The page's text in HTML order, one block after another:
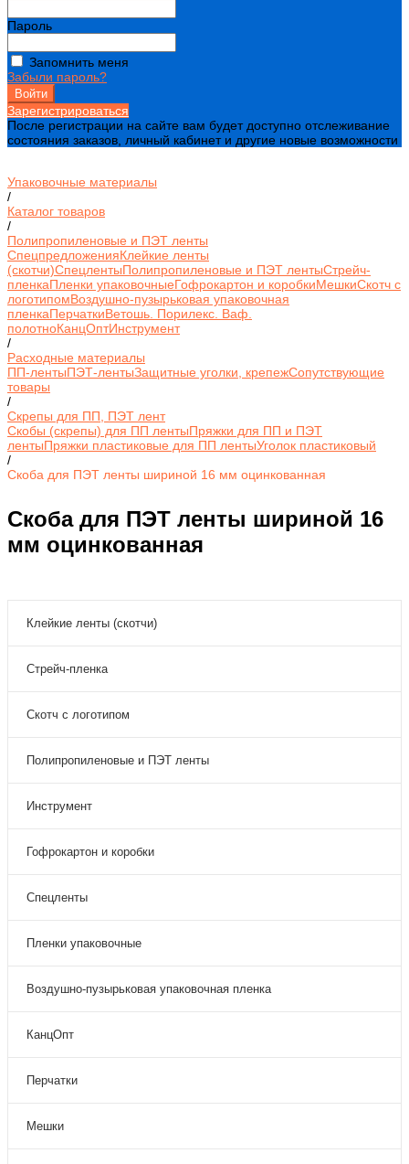
Пароль
Запомнить меня
Забыли пароль?
Зарегистрироваться
После регистрации на сайте вам будет доступно отслеживание
состояния заказов, личный кабинет и другие новые возможности
Упаковочные материалы
/
Каталог товаров
/
Полипропиленовые и ПЭТ ленты
СпецпредложенияКлейкие ленты
(скотчи)СпецлентыПолипропиленовые и ПЭТ лентыСтрейч-
пленкаПленки упаковочныеГофрокартон и коробкиМешкиСкотч с
логотипомВоздушно-пузырьковая упаковочная
пленкаПерчаткиВетошь. Порилекс. Ваф.
полотноКанцОптИнструмент
/
Расходные материалы
ПП-лентыПЭТ-лентыЗащитные уголки, крепежСопутствующие
товары
/
Скрепы для ПП, ПЭТ лент
Скобы (скрепы) для ПП лентыПряжки для ПП и ПЭТ
лентыПряжки пластиковые для ПП лентыУголок пластиковый
/
Скоба для ПЭТ ленты шириной 16 мм оцинкованная
Скоба для ПЭТ ленты шириной 16
мм оцинкованная
Клейкие ленты (скотчи)
Стрейч-пленка
Скотч с логотипом
Полипропиленовые и ПЭТ ленты
Инструмент
Гофрокартон и коробки
Спецленты
Пленки упаковочные
Воздушно-пузырьковая упаковочная пленка
КанцОпт
Перчатки
Мешки